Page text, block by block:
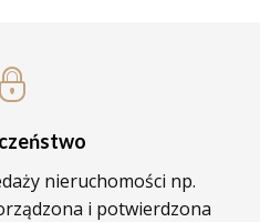
nieruchomości np.
i potwierdzona